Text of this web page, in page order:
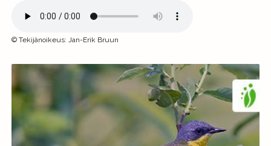
© Tekijänoikeus: Jan-Erik Bruun